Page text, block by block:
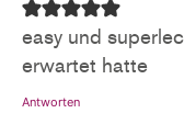
easy und
erwartet hatte
Antworten